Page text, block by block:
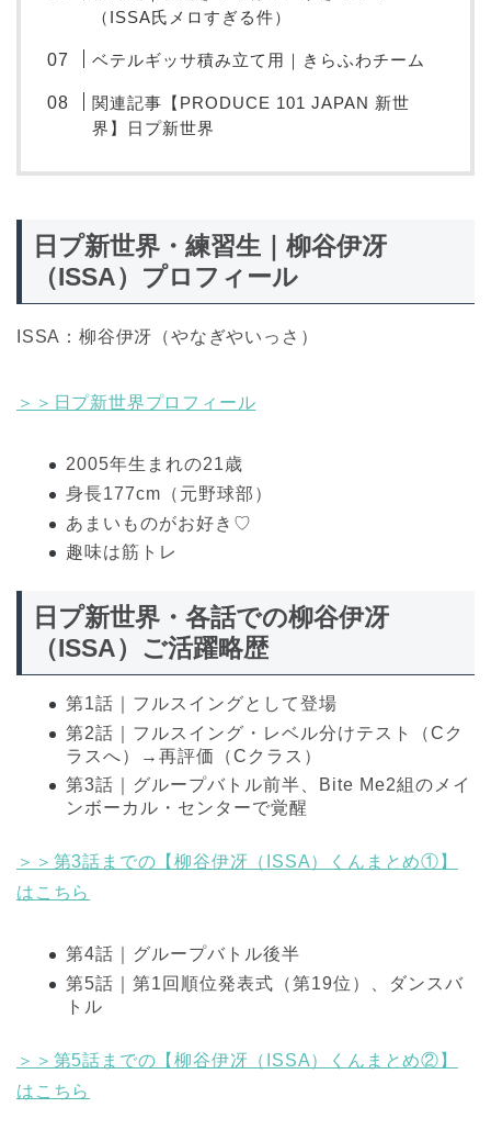
（ISSA氏メロすぎる件）
ベテルギッサ積み立て用｜きらふわチーム
関連記事【PRODUCE 101 JAPAN 新世
界】日プ新世界
日プ新世界・練習生｜柳谷伊冴
（ISSA）プロフィール
ISSA：柳谷伊冴（やなぎやいっさ）
＞＞日プ新世界プロフィール
2005年生まれの21歳
身長177cm（元野球部）
あまいものがお好き♡
趣味は筋トレ
日プ新世界・各話での柳谷伊冴
（ISSA）ご活躍略歴
第1話｜フルスイングとして登場
第2話｜フルスイング・レベル分けテスト（Cク
ラスへ）→再評価（Cクラス）
第3話｜グループバトル前半、Bite Me2組のメイ
ンボーカル・センターで覚醒
＞＞第3話までの【柳谷伊冴（ISSA）くんまとめ①】
はこちら
第4話｜グループバトル後半
第5話｜第1回順位発表式（第19位）、ダンスバ
トル
＞＞第5話までの【柳谷伊冴（ISSA）くんまとめ②】
はこちら